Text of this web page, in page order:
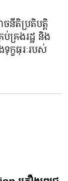
នីតិប្រតិបត្តិ
គ្រងរដ្ឋ និង
ក្ខធុរៈរបស់